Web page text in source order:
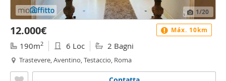
1/20
12.000€
190m2 6 Loc 2 Bagni
Trastevere, Aventino, Testaccio, Roma
Máx. 10km